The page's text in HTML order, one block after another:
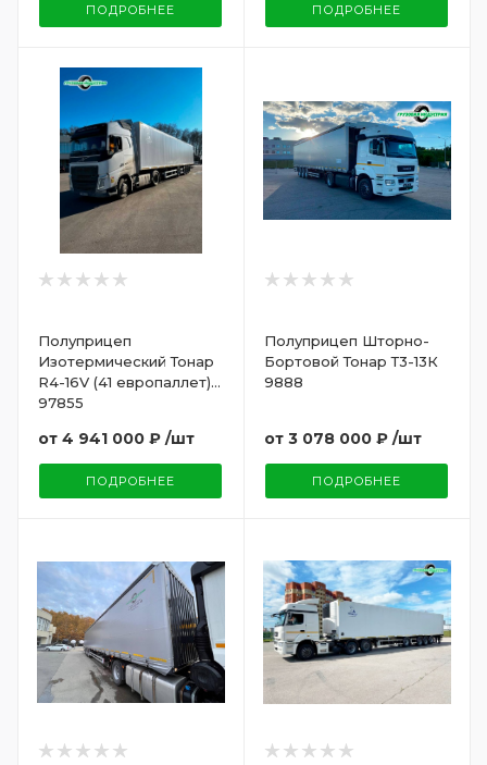
ПОДРОБНЕЕ ПОДРОБНЕЕ
Полуприцеп
Изотермический Тонар
R4-16V (41 европаллет)
97855
от 4 941 000 ₽ /шт
ПОДРОБНЕЕ
Полуприцеп Шторно-
Бортовой Тонар Т3-13К
9888
от 3 078 000 ₽ /шт
ПОДРОБНЕЕ